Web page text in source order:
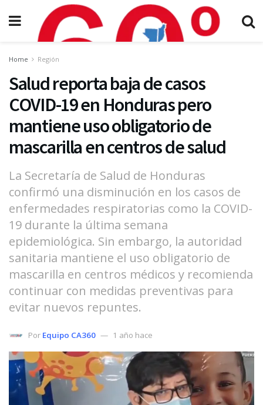
Home Región
Salud reporta baja de casos
COVID-19 en Honduras pero
mantiene uso obligatorio de
mascarilla en centros de salud
La Secretaría de Salud de Honduras
confirmó una disminución en los casos de
enfermedades respiratorias como la COVID-
19 durante la última semana
epidemiológica. Sin embargo, la autoridad
sanitaria mantiene el uso obligatorio de
mascarilla en centros médicos y recomienda
continuar con medidas preventivas para
evitar nuevos repuntes.
Por Equipo CA360 1 año hace